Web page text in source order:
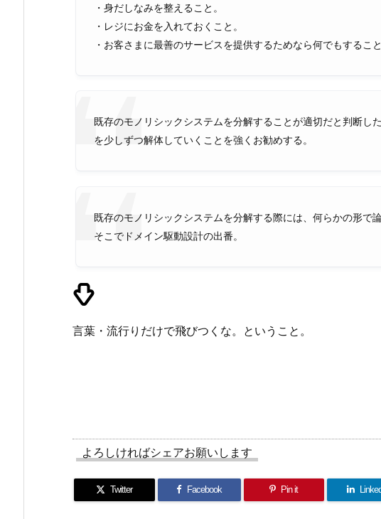
・身だしなみを整えること。
・レジにお金を入れておくこと。
・お客さまに最善のサービスを提供するためなら何でもすること
既存のモノリシックシステムを分解することが適切だと判断し
を少しずつ解体していくことを強くお勧めする。
既存のモノリシックシステムを分解する際には、何らかの形で
そこでドメイン駆動設計の出番。
言葉・流行りだけで飛びつくな。ということ。
よろしければシェアお願いします
Twitter Facebook Pin it